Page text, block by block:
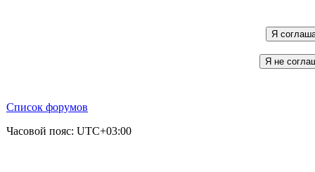
Список форумов
Часовой пояс: UTC+03:00